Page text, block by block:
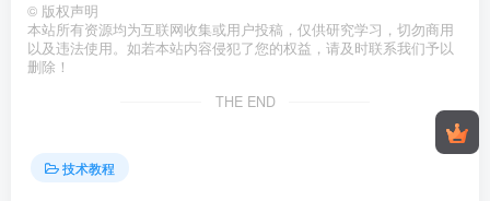
© 版权声明
本站所有资源均为互联网收集或用户投稿，仅供研究学习，切勿商用
以及违法使用。如若本站内容侵犯了您的权益，请及时联系我们予以
删除！
THE END
技术教程